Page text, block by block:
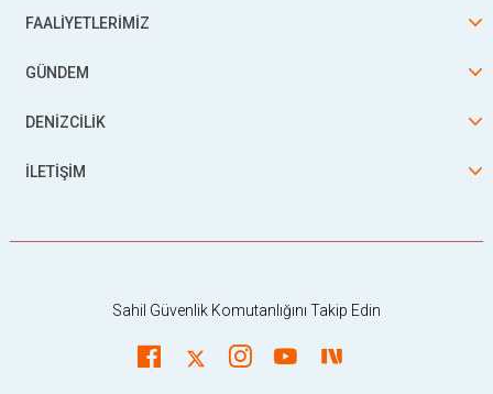
FAALİYETLERİMİZ
GÜNDEM
DENİZCİLİK
İLETİŞİM
Sahil Güvenlik Komutanlığını Takip Edin